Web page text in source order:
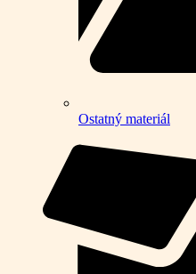
Ostatný materiál